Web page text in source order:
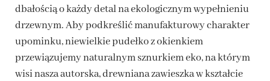
dbałością o każdy detal na ekologicznym wypełnieniu
drzewnym. Aby podkreślić manufakturowy charakter
upominku, niewielkie pudełko z okienkiem
przewiązujemy naturalnym sznurkiem eko, na którym
wisi nasza autorska, drewniana zawieszka w kształcie